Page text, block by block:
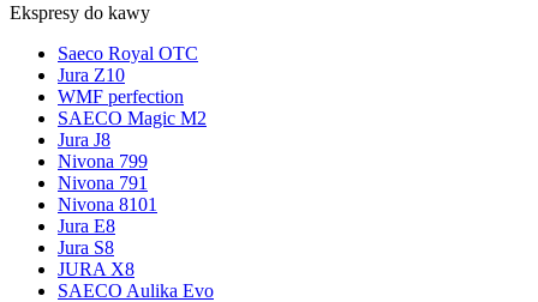
Ekspresy do kawy
Saeco Royal OTC
Jura Z10
WMF perfection
SAECO Magic M2
Jura J8
Nivona 799
Nivona 791
Nivona 8101
Jura E8
Jura S8
JURA X8
SAECO Aulika Evo